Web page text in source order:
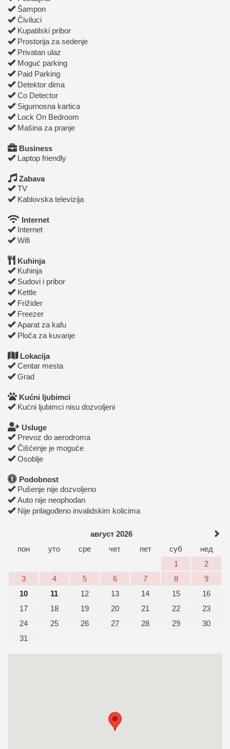
Šampon
Čiviluci
Kupatilski pribor
Prostorija za sedenje
Privatan ulaz
Moguć parking
Paid Parking
Detektor dima
Co Detector
Sigurnosna kartica
Lock On Bedroom
Mašina za pranje
Business
Laptop friendly
Zabava
TV
Kablovska televizija
Internet
Internet
Wifi
Kuhinja
Kuhinja
Sudovi i pribor
Kettle
Frižider
Freezer
Aparat za kafu
Ploča za kuvanje
Lokacija
Centar mesta
Grad
Kućni ljubimci
Kućni ljubimci nisu dozvoljeni
Usluge
Prevoz do aerodroma
Čišćenje je moguće
Osoblje
Podobnost
Pušenje nije dozvoljeno
Auto nije neophodan
Nije prilagođeno invalidskim kolicima
август 2026
пон
уто сре чет пет суб
нед
1
2
3
4 5 6 7 8
9
10
11 12 13 14 15
16
17
18 19 20 21 22
23
24
25 26 27 28 29
30
31